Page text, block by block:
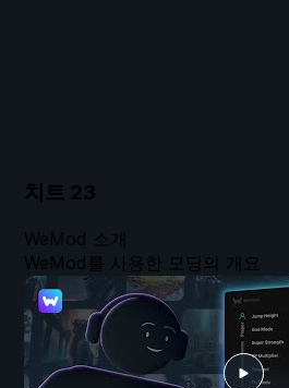
치트 23
WeMod 소개
WeMod를 사용한 모딩의 개요